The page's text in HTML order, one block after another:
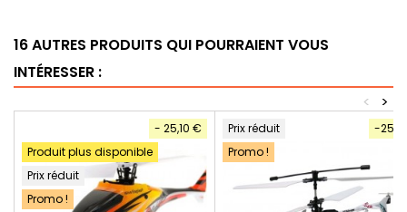
16 AUTRES PRODUITS QUI POURRAIENT VOUS
INTÉRESSER :
>
<
- 25,10 €
Produit plus disponible
Prix réduit
Promo !
-25%
Prix réduit
Promo !